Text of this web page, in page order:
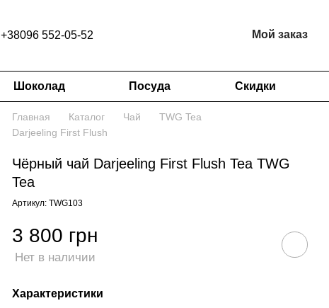
+38096 552-05-52 Мой заказ
Шоколад Посуда Скидки
Главная Каталог Чай
TWG Tea
Darjeeling First Flush
Чёрный чай Darjeeling First Flush Tea TWG
Tea
Артикул: TWG103
3 800 грн
Нет в наличии
Характеристики